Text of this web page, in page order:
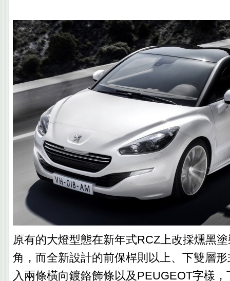
原有的大燈型態在新年式RCZ上改採燻黑
角，而全新設計的前保桿則以上、下雙層
入兩條橫向鍍鉻飾條以及PEUGEOT字樣